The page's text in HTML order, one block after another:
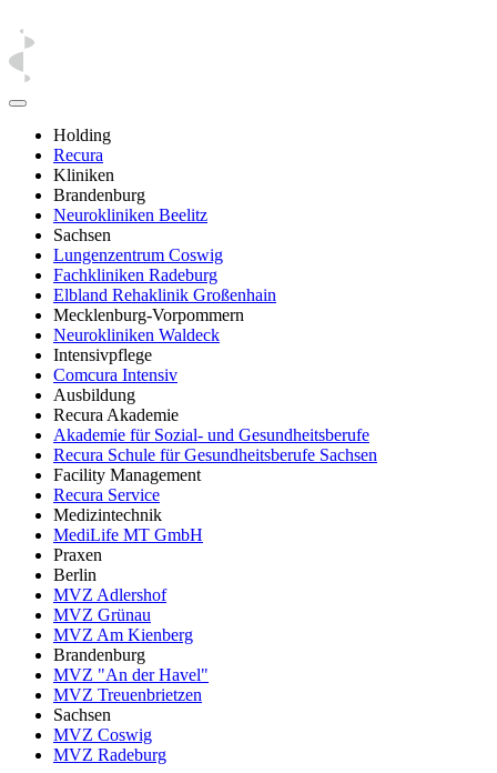
Holding
Recura
Kliniken
Brandenburg
Neurokliniken Beelitz
Sachsen
Lungenzentrum Coswig
Fachkliniken Radeburg
Elbland Rehaklinik Großenhain
Mecklenburg-Vorpommern
Neurokliniken Waldeck
Intensivpflege
Comcura Intensiv
Ausbildung
Recura Akademie
Akademie für Sozial- und Gesundheitsberufe
Recura Schule für Gesundheitsberufe Sachsen
Facility Management
Recura Service
Medizintechnik
MediLife MT GmbH
Praxen
Berlin
MVZ Adlershof
MVZ Grünau
MVZ Am Kienberg
Brandenburg
MVZ "An der Havel"
MVZ Treuenbrietzen
Sachsen
MVZ Coswig
MVZ Radeburg